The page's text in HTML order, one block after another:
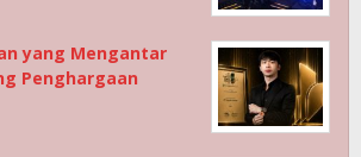
yang Mengantar
Penghargaan